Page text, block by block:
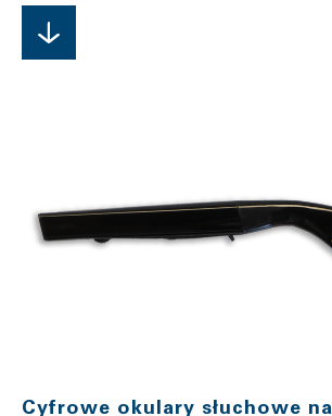
Cyfrowe okulary słuchowe na